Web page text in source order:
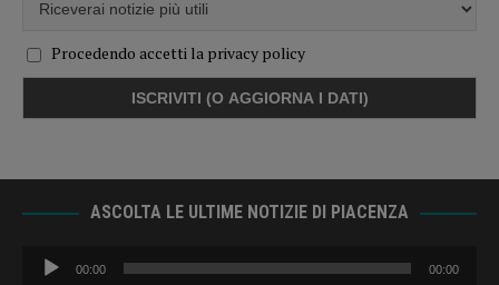
Procedendo accetti la privacy policy
ASCOLTA LE ULTIME NOTIZIE DI PIACENZA
Audio
Player
00:00 00:00